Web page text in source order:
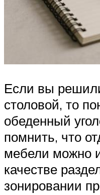
Если вы
столовой, то
обеденный
помнить, что
мебели можно
качестве
зонировании